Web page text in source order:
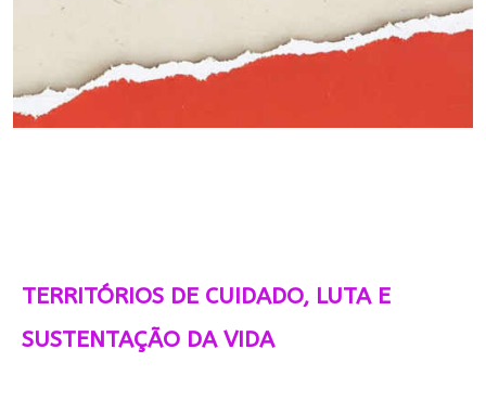
TERRITÓRIOS DE CUIDADO, LUTA E
SUSTENTAÇÃO DA VIDA